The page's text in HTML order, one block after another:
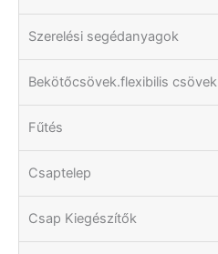
Szerelési segédanyagok
Bekötőcsövek.flexibilis csövek
Fűtés
Csaptelep
Csap Kiegészítők